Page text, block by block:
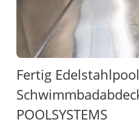
Fertig
POOLSYSTEMS